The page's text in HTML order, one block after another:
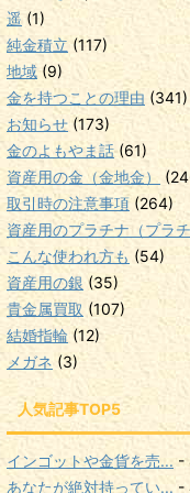
遥 (1)
純金積立 (117)
地域 (9)
金を持つことの理由 (341)
お知らせ (173)
金のよもやま話(61)
資産用の金（金地金）
取引時の注意事項 (264)
資産用のプラチナ（プラチ
こんな使われ方も (54)
資産用の銀 (35)
貴金属買取 (107)
結婚指輪 (12)
メガネ (3)
人気記事TOP5
インゴットや金貨を売... -
あなたが絶対持ってい... -